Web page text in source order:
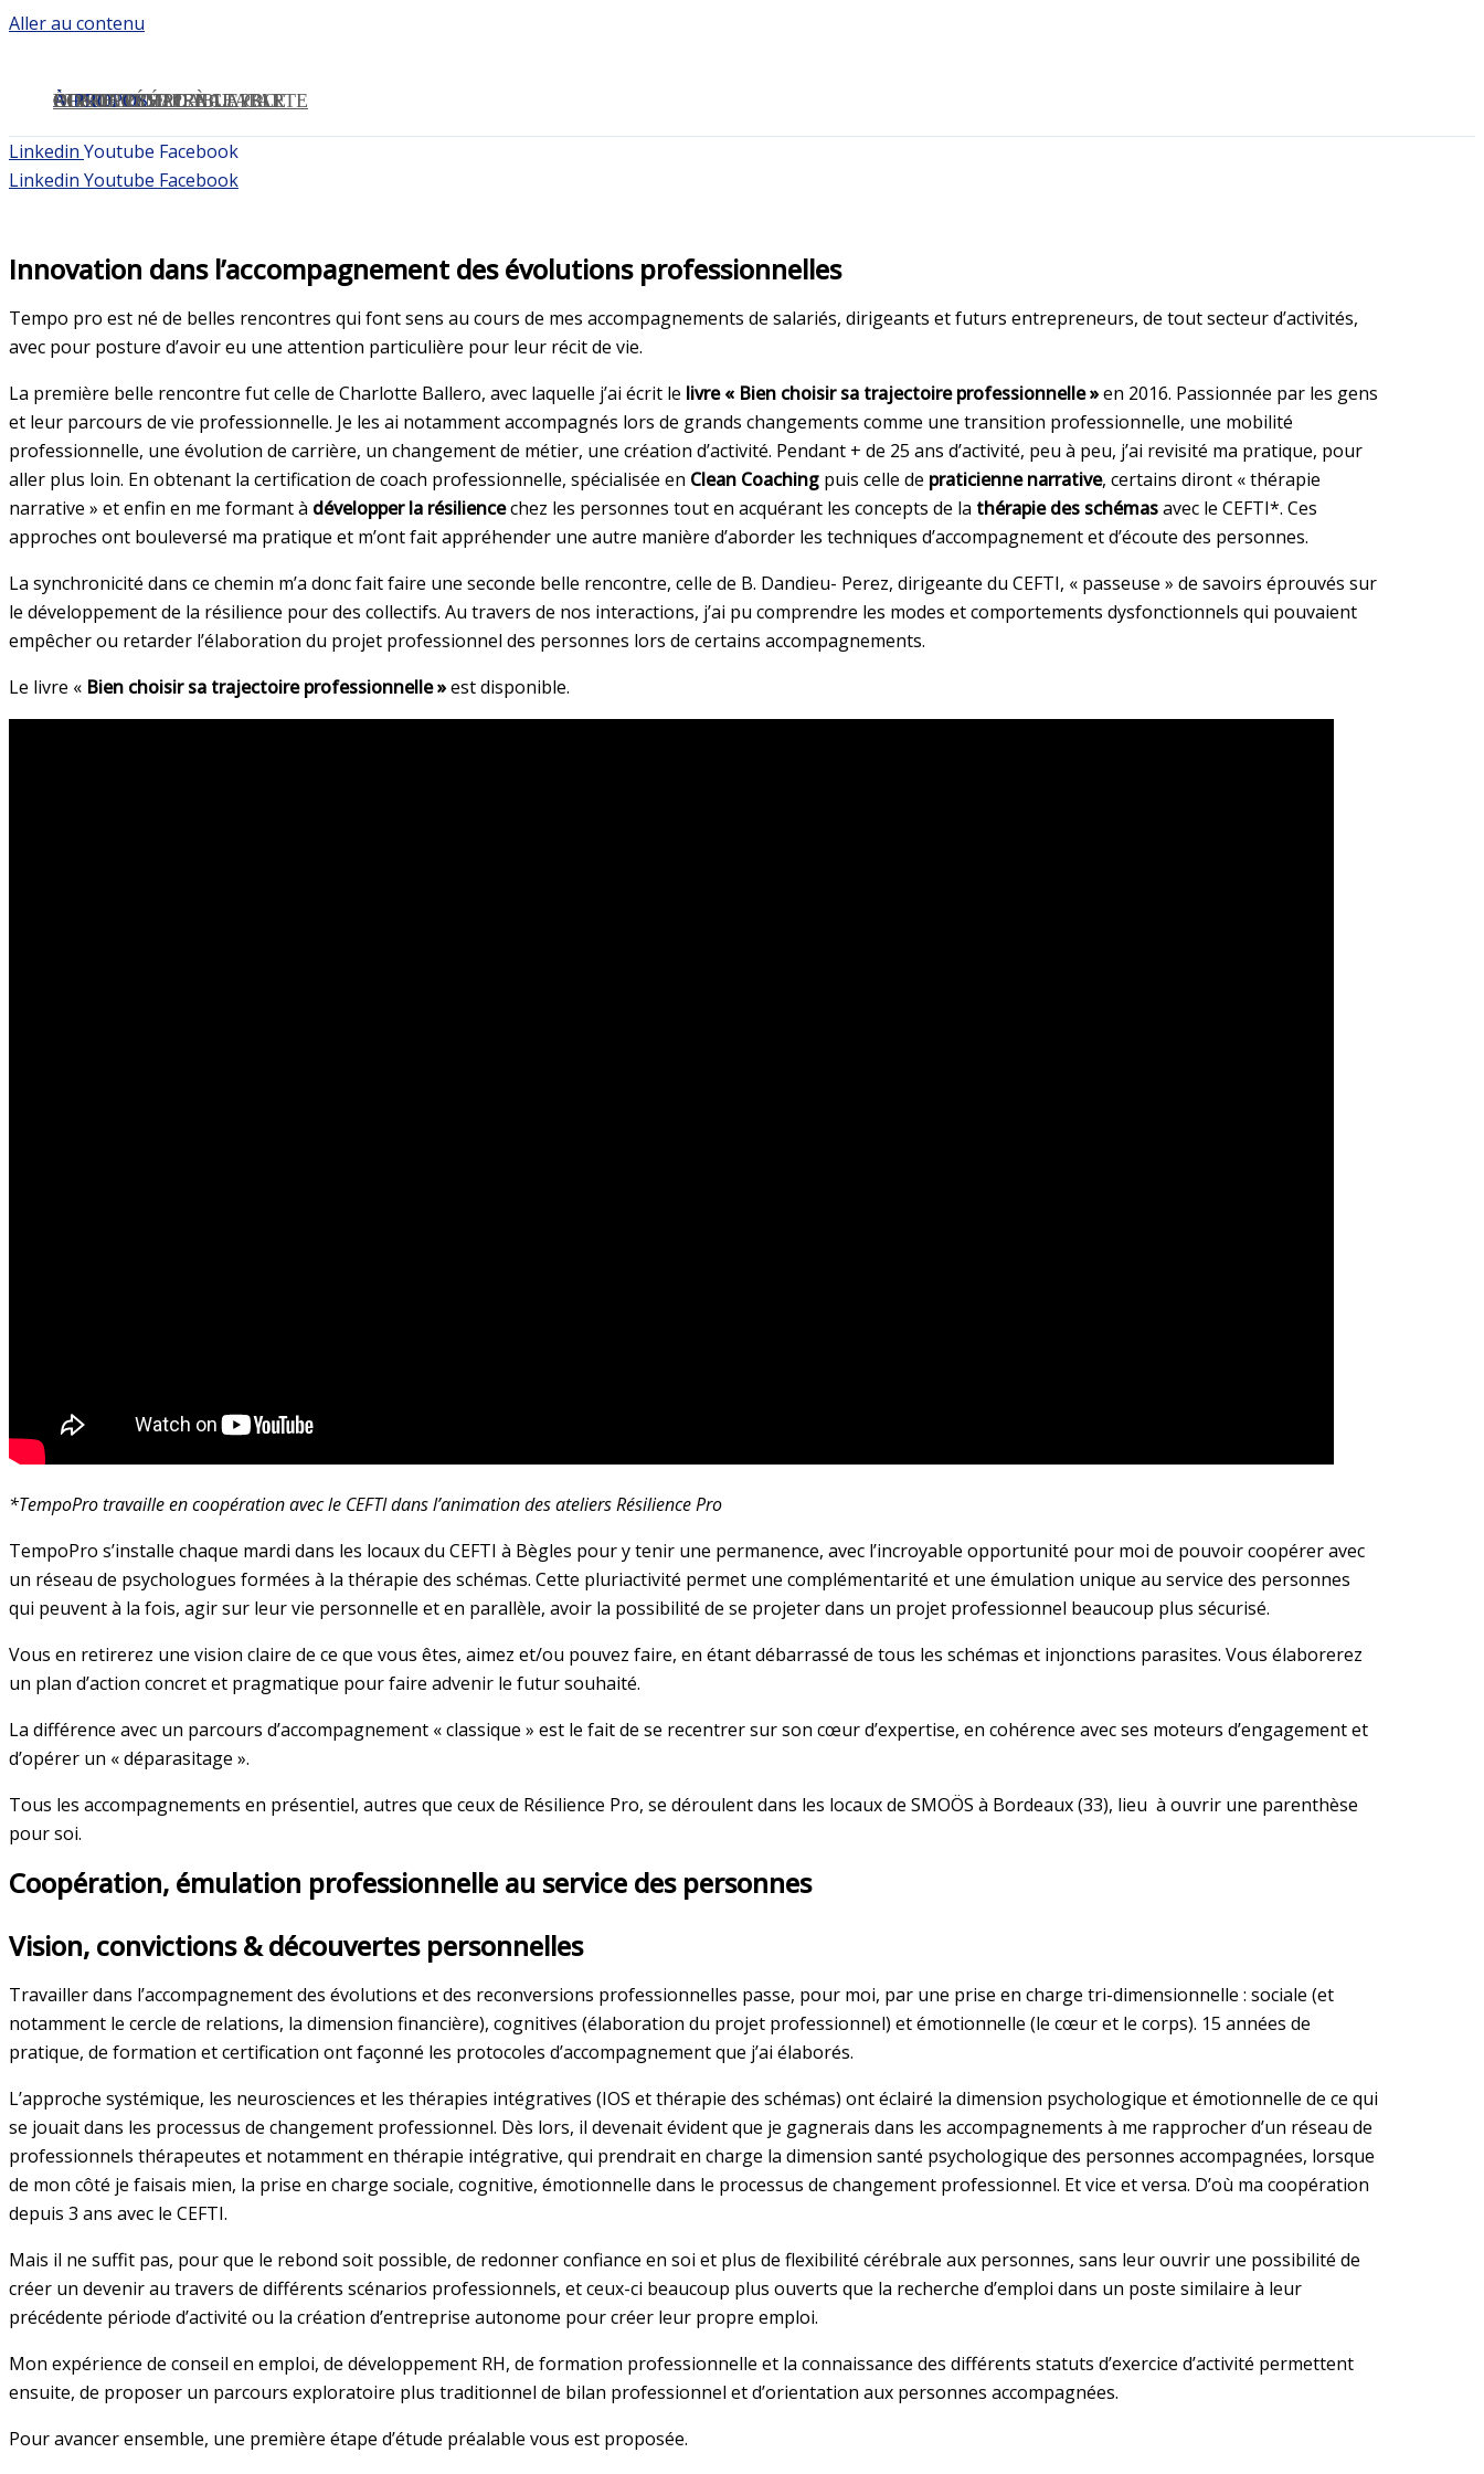
Aller au contenu
ACCUEIL
ÉTUDE PRÉALABLE
OFFRE TEMPO
OFFRE TEMPO À LA CARTE
OFFRE RÉSILIENCE PRO
À PROPOS
RDV ETUDE PREALABLE
CONTACT
Linkedin Youtube Facebook
Linkedin Youtube Facebook
Innovation dans l’accompagnement des évolutions professionnelles
Tempo pro est né de belles rencontres qui font sens au cours de mes accompagnements de salariés, dirigeants et futurs entrepreneurs, de tout secteur d’activités,
avec pour posture d’avoir eu une attention particulière pour leur récit de vie.
La première belle rencontre fut celle de Charlotte Ballero, avec laquelle j’ai écrit le livre « Bien choisir sa trajectoire professionnelle »en 2016. Passionnée par les gens
et leur parcours de vie professionnelle. Je les ai notamment accompagnés lors de grands changements comme une transition professionnelle, une mobilité
professionnelle, une évolution de carrière, un changement de métier, une création d’activité. Pendant + de 25 ans d’activité, peu à peu, j’ai revisité ma pratique, pour
aller plus loin. En obtenant la certification de coach professionnelle, spécialisée en Clean Coaching puis celle de praticienne narrative, certains diront « thérapie
narrative » et enfin en me formant à développer la résiliencechez les personnes tout en acquérant les concepts de la thérapie des schémasavec le CEFTI*. Ces
approches ont bouleversé ma pratique et m’ont fait appréhender une autre manière d’aborder les techniques d’accompagnement et d’écoute des personnes.
La synchronicité dans ce chemin m’a donc fait faire une seconde belle rencontre, celle de B. Dandieu- Perez, dirigeante du CEFTI, « passeuse » de savoirs éprouvés sur
le développement de la résilience pour des collectifs. Au travers de nos interactions, j’ai pu comprendre les modes et comportements dysfonctionnels qui pouvaient
empêcher ou retarder l’élaboration du projet professionnel des personnes lors de certains accompagnements.
Le livre « Bien choisir sa trajectoire professionnelle »est disponible.
*TempoPro travaille en coopération avec le CEFTI dans l’animation des ateliers Résilience Pro
TempoPro s’installe chaque mardi dans les locaux du CEFTI à Bègles pour y tenir une permanence, avec l’incroyable opportunité pour moi de pouvoir coopérer avec
un réseau de psychologues formées à la thérapie des schémas. Cette pluriactivité permet une complémentarité et une émulation unique au service des personnes
qui peuvent à la fois, agir sur leur vie personnelle et en parallèle, avoir la possibilité de se projeter dans un projet professionnel beaucoup plus sécurisé.
Vous en retirerez une vision claire de ce que vous êtes, aimez et/ou pouvez faire, en étant débarrassé de tous les schémas et injonctions parasites. Vous élaborerez
un plan d’action concret et pragmatique pour faire advenir le futur souhaité.
La différence avec un parcours d’accompagnement « classique » est le fait de se recentrer sur son cœur d’expertise, en cohérence avec ses moteurs d’engagement et
d’opérer un « déparasitage ».
Tous les accompagnements en présentiel, autres que ceux de Résilience Pro, se déroulent dans les locaux de SMOÖS à Bordeaux (33), lieu à ouvrir une parenthèse
pour soi.
Coopération, émulation professionnelle au service des personnes
Vision, convictions & découvertes personnelles
Travailler dans l’accompagnement des évolutions et des reconversions professionnelles passe, pour moi, par une prise en charge tri-dimensionnelle : sociale (et
notamment le cercle de relations, la dimension financière), cognitives (élaboration du projet professionnel) et émotionnelle (le cœur et le corps). 15 années de
pratique, de formation et certification ont façonné les protocoles d’accompagnement que j’ai élaborés.
L’approche systémique, les neurosciences et les thérapies intégratives (IOS et thérapie des schémas) ont éclairé la dimension psychologique et émotionnelle de ce qui
se jouait dans les processus de changement professionnel. Dès lors, il devenait évident que je gagnerais dans les accompagnements à me rapprocher d’un réseau de
professionnels thérapeutes et notamment en thérapie intégrative, qui prendrait en charge la dimension santé psychologique des personnes accompagnées, lorsque
de mon côté je faisais mien, la prise en charge sociale, cognitive, émotionnelle dans le processus de changement professionnel. Et vice et versa. D’où ma coopération
depuis 3 ans avec le CEFTI.
Mais il ne suffit pas, pour que le rebond soit possible, de redonner confiance en soi et plus de flexibilité cérébrale aux personnes, sans leur ouvrir une possibilité de
créer un devenir au travers de différents scénarios professionnels, et ceux-ci beaucoup plus ouverts que la recherche d’emploi dans un poste similaire à leur
précédente période d’activité ou la création d’entreprise autonome pour créer leur propre emploi.
Mon expérience de conseil en emploi, de développement RH, de formation professionnelle et la connaissance des différents statuts d’exercice d’activité permettent
ensuite, de proposer un parcours exploratoire plus traditionnel de bilan professionnel et d’orientation aux personnes accompagnées.
Pour avancer ensemble, une première étape d’étude préalable vous est proposée.